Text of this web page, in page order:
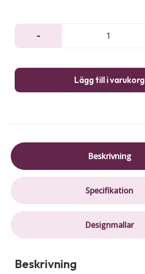
-
Påskkorg
färger
2,5kg
Lägg till i varukorg
Beskrivning
Specifikation
Designmallar
Beskrivning